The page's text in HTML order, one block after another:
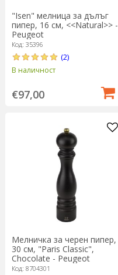
"Isen" мелница за дълъг
пипер, 16 см, <<Natural>> -
Peugeot
Код: 35396
(2)
В наличност
€97,00
Мелничка за черен пипер,
30 см, "Paris Classic",
Chocolate - Peugeot
Код: 8704301